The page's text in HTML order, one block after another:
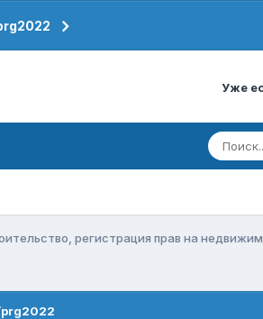
Уже
регистрация прав на